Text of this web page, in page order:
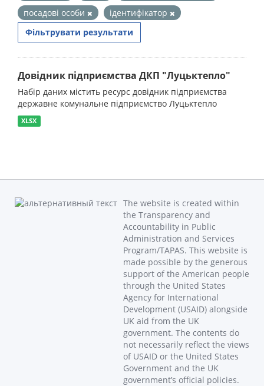
посадові особи
ідентифікатор
Фільтрувати результати
Довідник підприємства ДКП "Луцьктепло"
Набір даних містить ресурс довідник підприємства
державне комунальне підприємство Луцьктепло
XLSX
The website is created within
the Transparency and
Accountability in Public
Administration and Services
Program/TAPAS. This website is
made possible by the generous
support of the American people
through the United States
Agency for International
Development (USAID) alongside
UK aid from the UK
government. The contents do
not necessarily reflect the views
of USAID or the United States
Government and the UK
government’s official policies.